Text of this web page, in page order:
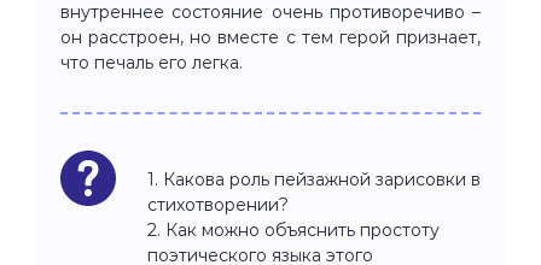
внутреннее состояние очень противоречиво –
он расстроен, но вместе с тем герой признает,
что печаль его легка.
1. Какова роль пейзажной зарисовки в
стихотворении?
2. Как можно объяснить простоту
поэтического языка этого